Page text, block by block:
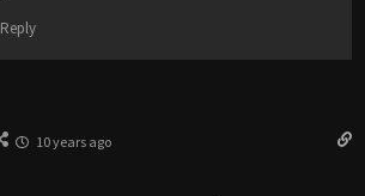
Reply
10 years ago